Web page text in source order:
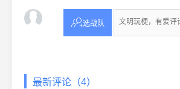
选战队
最新评论（4）